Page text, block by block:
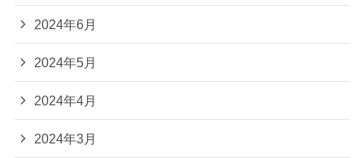
2024年6月
2024年5月
2024年4月
2024年3月